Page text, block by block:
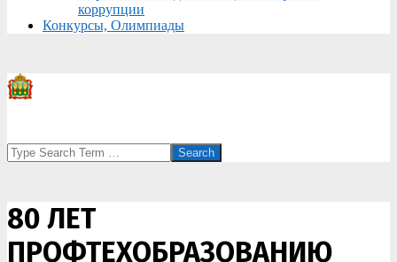
коррупции
Конкурсы, Олимпиады
Search
80 ЛЕТ
ПРОФТЕХОБРАЗОВАНИЮ